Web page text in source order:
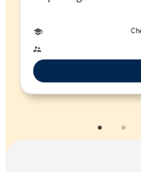
Ozonschicht